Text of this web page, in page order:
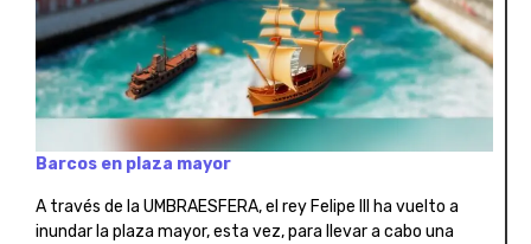
Barcos en plaza mayor
A través de la UMBRAESFERA, el rey Felipe III ha vuelto a
inundar la plaza mayor, esta vez, para llevar a cabo una